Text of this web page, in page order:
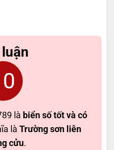
là biển số tốt và có
là Trường sơn liên
cửu.